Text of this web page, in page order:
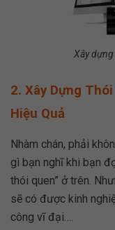
Xây
2. Xây Dựng Thói Quen Và Kế Hoạch Giao Dịch
Hiệu Quả
Nhàm chán, phải
gì bạn nghĩ khi bạn
thói quen” ở trên.
sẽ có được kinh
công vĩ đại….